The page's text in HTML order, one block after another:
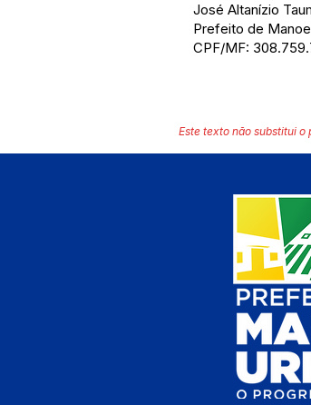
José Altanízio
Prefeito de
CPF/MF:
Este texto não substitui